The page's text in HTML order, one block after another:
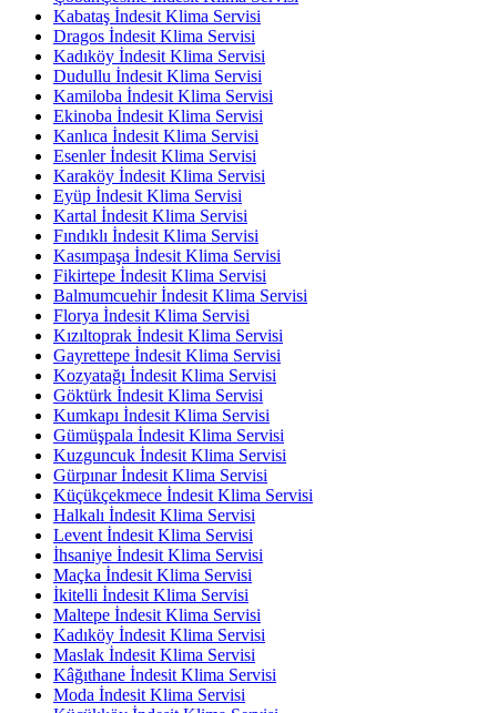
Kabataş İndesit Klima Servisi
Dragos İndesit Klima Servisi
Kadıköy İndesit Klima Servisi
Dudullu İndesit Klima Servisi
Kamiloba İndesit Klima Servisi
Ekinoba İndesit Klima Servisi
Kanlıca İndesit Klima Servisi
Esenler İndesit Klima Servisi
Karaköy İndesit Klima Servisi
Eyüp İndesit Klima Servisi
Kartal İndesit Klima Servisi
Fındıklı İndesit Klima Servisi
Kasımpaşa İndesit Klima Servisi
Fikirtepe İndesit Klima Servisi
Balmumcuehir İndesit Klima Servisi
Florya İndesit Klima Servisi
Kızıltoprak İndesit Klima Servisi
Gayrettepe İndesit Klima Servisi
Kozyatağı İndesit Klima Servisi
Göktürk İndesit Klima Servisi
Kumkapı İndesit Klima Servisi
Gümüşpala İndesit Klima Servisi
Kuzguncuk İndesit Klima Servisi
Gürpınar İndesit Klima Servisi
Küçükçekmece İndesit Klima Servisi
Halkalı İndesit Klima Servisi
Levent İndesit Klima Servisi
İhsaniye İndesit Klima Servisi
Maçka İndesit Klima Servisi
İkitelli İndesit Klima Servisi
Maltepe İndesit Klima Servisi
Kadıköy İndesit Klima Servisi
Maslak İndesit Klima Servisi
Kâğıthane İndesit Klima Servisi
Moda İndesit Klima Servisi